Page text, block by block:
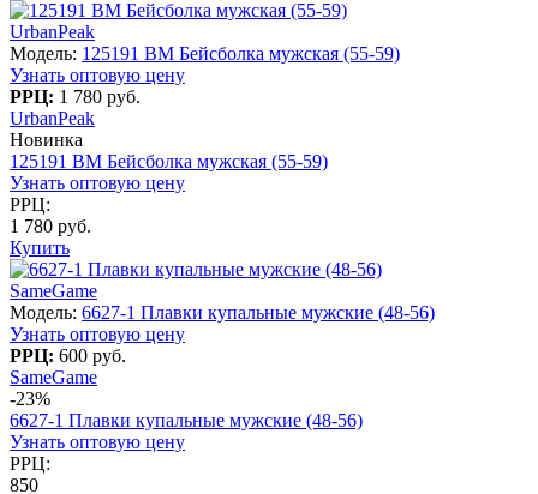
UrbanPeak
Модель: 125191 BM Бейсболка мужская (55-59)
Узнать оптовую цену
РРЦ: 1 780 руб.
UrbanPeak
Новинка
125191 BM Бейсболка мужская (55-59)
Узнать оптовую цену
РРЦ:
1 780 руб.
Купить
SameGame
Модель: 6627-1 Плавки купальные мужские (48-56)
Узнать оптовую цену
РРЦ: 600 руб.
SameGame
-23%
6627-1 Плавки купальные мужские (48-56)
Узнать оптовую цену
РРЦ:
850